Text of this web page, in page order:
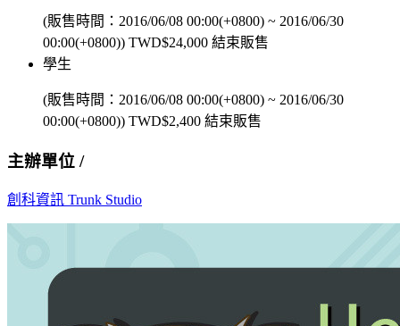
(販售時間： 2016/06/08 00:00(+0800) ~ 2016/06/30
00:00(+0800)) TWD$24,000 結束販售
學生
(販售時間： 2016/06/08 00:00(+0800) ~ 2016/06/30
00:00(+0800)) TWD$2,400 結束販售
主辦單位 /
創科資訊 Trunk Studio